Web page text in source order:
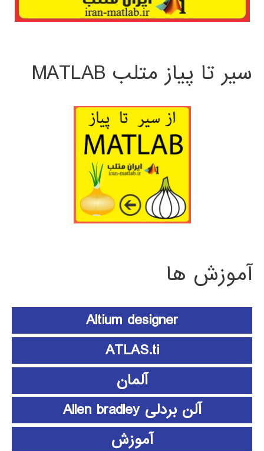
سیر تا پیاز متلب MATLAB
آموزش ها
Altium designer
ATLAS.ti
آلمان
آلن بردلی Allen bradley
آموزش